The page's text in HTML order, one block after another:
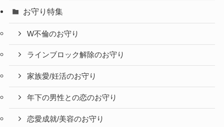
お守り特集
W不倫のお守り
ラインブロック解除のお守り
家族愛/妊活のお守り
年下の男性との恋のお守り
恋愛成就/美容のお守り